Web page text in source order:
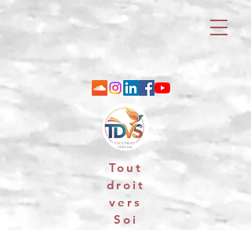
Tout
droit
vers
Soi